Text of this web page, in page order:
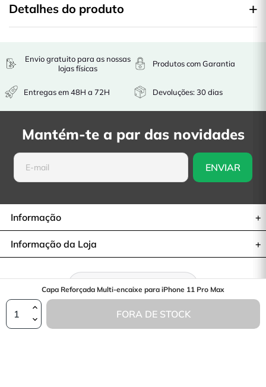
Capa Reforçada Multi-encaixe para iPhone 11 Pro Max
FORA DE STOCK
Detalhes do produto
Envio gratuito para as nossas
lojas físicas
Entregas em 48H a 72H
Produtos com Garantia
Devoluções: 30 dias
Mantém-te a par das novidades
Informação
Informação da Loja
Retratar-se do contrato
© 2026— La Casa de las Carcasas